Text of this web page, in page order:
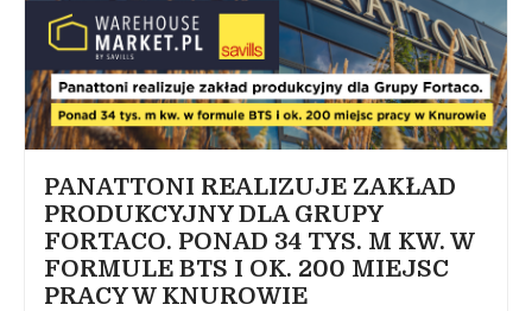
PANATTONI REALIZUJE ZAKŁAD
PRODUKCYJNY DLA GRUPY
FORTACO. PONAD 34 TYS. M KW. W
FORMULE BTS I OK. 200 MIEJSC
PRACY W KNUROWIE